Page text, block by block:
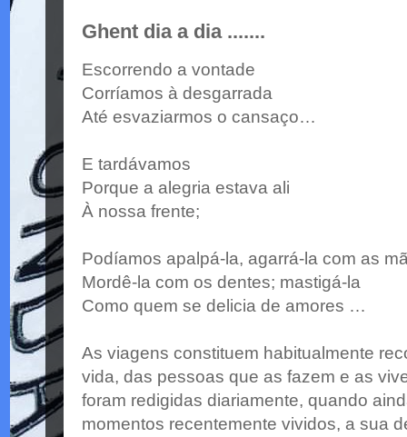
Ghent dia a dia .......
Escorrendo a vontade
Corríamos à desgarrada
Até esvaziarmos o cansaço…
E tardávamos
Porque a alegria estava ali
À nossa frente;
Podíamos apalpá-la, agarrá-la com as
Mordê-la com os dentes; mastigá-la
Como quem se delicia de amores …
As viagens constituem habitualmente
vida, das pessoas que as fazem e as
foram redigidas diariamente, quando
momentos recentemente vividos, a sua